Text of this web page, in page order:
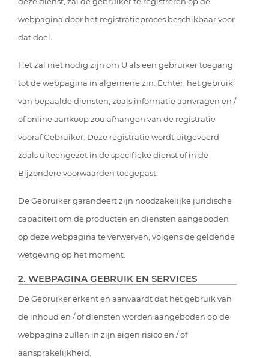
webpagina door het registratieproces beschikbaar voor
dat doel.
Het zal niet nodig zijn om U als een gebruiker toegang
tot de webpagina in algemene zin. Echter, het gebruik
van bepaalde diensten, zoals informatie aanvragen en /
of online aankoop zou afhangen van de registratie
vooraf Gebruiker. Deze registratie wordt uitgevoerd
zoals uiteengezet in de specifieke dienst of in de
Bijzondere voorwaarden toegepast.
De Gebruiker garandeert zijn noodzakelijke juridische
capaciteit om de producten en diensten aangeboden
op deze webpagina te verwerven, volgens de geldende
wetgeving op het moment.
2. WEBPAGINA GEBRUIK EN SERVICES
De Gebruiker erkent en aanvaardt dat het gebruik van
de inhoud en / of diensten worden aangeboden op de
webpagina zullen in zijn eigen risico en / of
aansprakelijkheid.